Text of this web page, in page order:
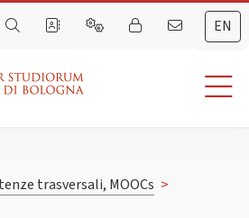
EN
trasversali, MOOCs >